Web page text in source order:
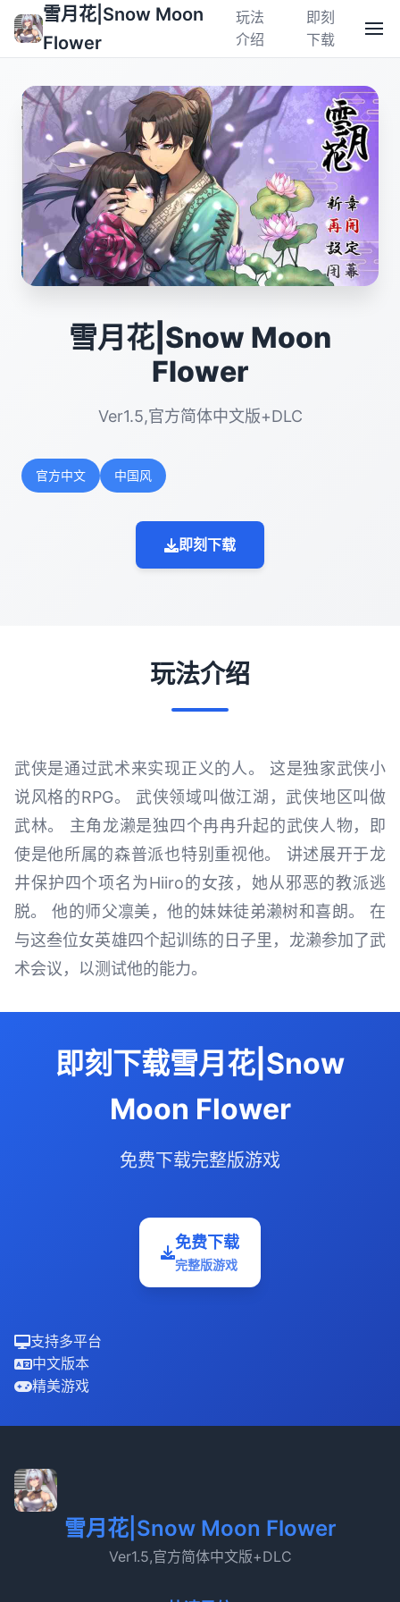
雪月花|Snow Moon
Flower
玩法
介绍
即刻
下载
雪月花|Snow Moon
Flower
Ver1.5,官方简体中文版+DLC
官方中文 中国风
即刻下载
玩法介绍
武侠是通过武术来实现正义的人。 这是独家武侠小
说风格的RPG。 武侠领域叫做江湖，武侠地区叫做
武林。 主角龙濑是独四个冉冉升起的武侠人物，即
使是他所属的森普派也特别重视他。 讲述展开于龙
井保护四个项名为Hiiro的女孩，她从邪恶的教派逃
脱。 他的师父凛美，他的妹妹徒弟濑树和喜朗。 在
与这叁位女英雄四个起训练的日子里，龙濑参加了武
术会议，以测试他的能力。
即刻下载雪月花|Snow
Moon Flower
免费下载完整版游戏
免费下载
完整版游戏
支持多平台
中文版本
精美游戏
雪月花|Snow Moon Flower
Ver1.5,官方简体中文版+DLC